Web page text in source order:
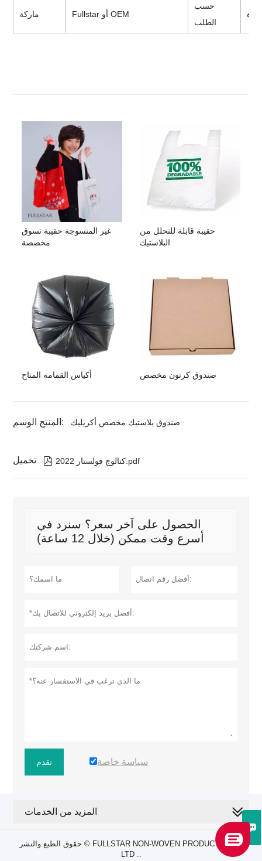

ماركة Fullstar أو OEM
حسب
الطلب
غير المنسوجة حقيبة تسوق
مخصصة
حقيبة قابلة للتحلل من
البلاستيك
أكياس القمامة المتاح صندوق كرتون مخصص
المنتج الوسم: صندوق بلاستيك مخصص أكريليك
تحميل  كتالوج فولستار 2022.pdf
الحصول على آخر سعر؟ سنرد في
أسرع وقت ممكن (خلال 12 ساعة)
تقدم سياسة خاصة
المزيد من الخدمات
حقوق الطبع والنشر © FULLSTAR NON-WOVEN PRODUCTS CO.،
LTD ..